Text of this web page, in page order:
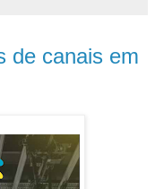
de canais em